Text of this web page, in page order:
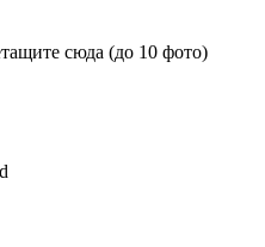
сюда (до 10 фото)